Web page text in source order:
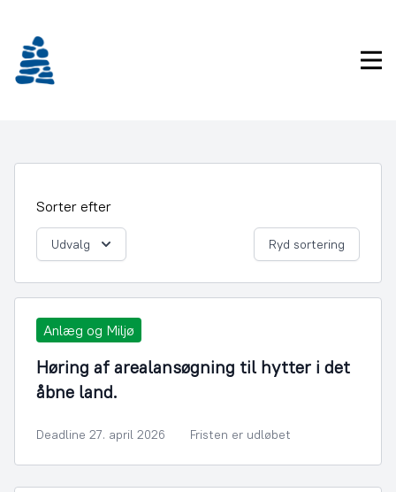
indhold
Sorter efter
Udvalg Ryd sortering
Anlæg og Miljø
Høring af arealansøgning til hytter i det
åbne land.
Deadline 27. april 2026 Fristen er udløbet